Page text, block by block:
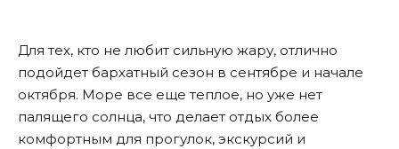
Для тех, кто не любит сильную жару, отлично
подойдет бархатный сезон в сентябре и начале
октября. Море все еще теплое, но уже нет
палящего солнца, что делает отдых более
комфортным для прогулок, экскурсий и